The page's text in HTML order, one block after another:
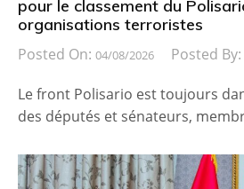
pour le classement du
organisations terroristes
Posted On: 04/08/2026 Posted By:
Le front Polisario est toujours
des députés et sénateurs,